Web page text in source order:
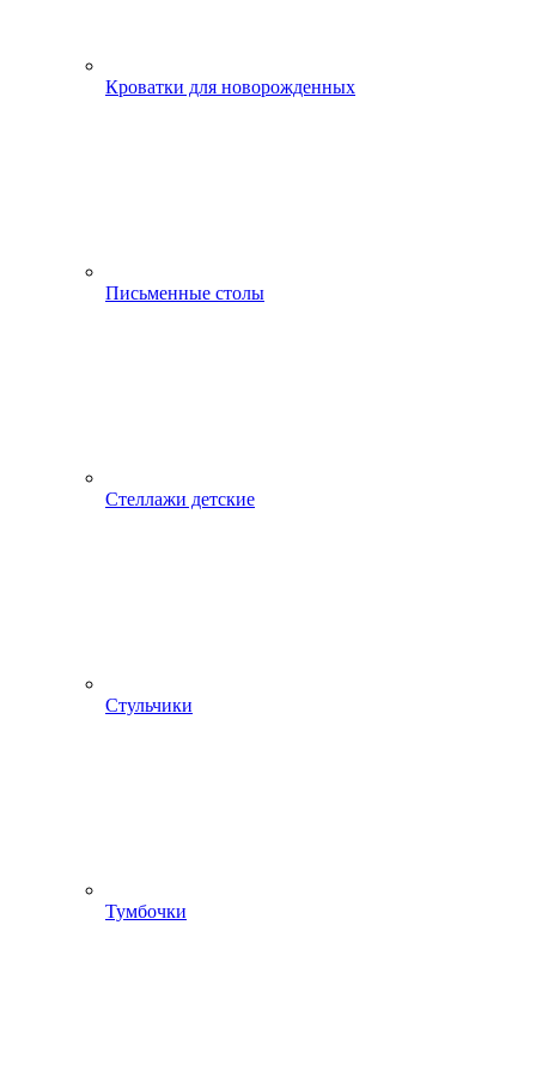
Кроватки для новорожденных
Письменные столы
Стеллажи детские
Стульчики
Тумбочки